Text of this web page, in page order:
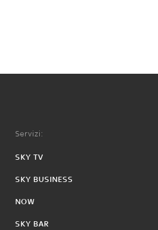
Servizi:
SKY TV
SKY BUSINESS
NOW
SKY BAR